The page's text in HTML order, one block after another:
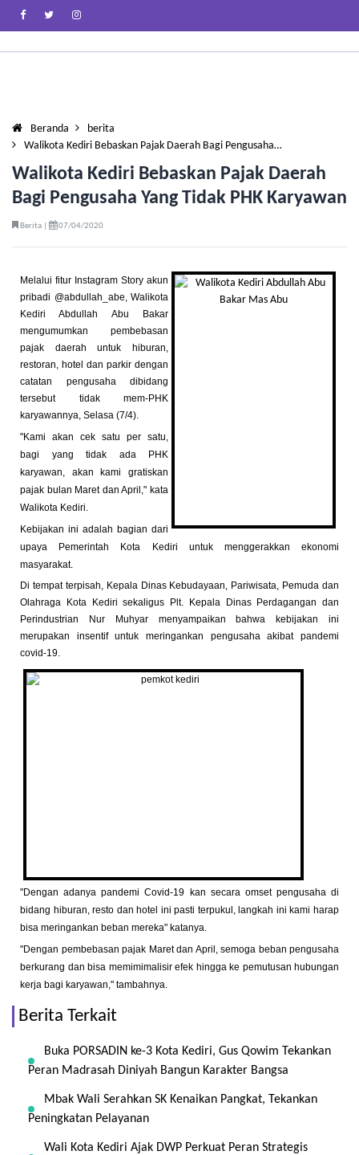
Beranda
berita
Walikota Kediri Bebaskan Pajak Daerah Bagi Pengusaha…
Walikota Kediri Bebaskan Pajak Daerah
Bagi Pengusaha Yang Tidak PHK Karyawan
Berita | 07/04/2020
Melalui fitur Instagram Story akun
pribadi @abdullah_abe, Walikota
Kediri Abdullah Abu Bakar
mengumumkan pembebasan
pajak daerah untuk hiburan,
restoran, hotel dan parkir dengan
catatan pengusaha dibidang
tersebut tidak mem-PHK
karyawannya, Selasa (7/4).
"Kami akan cek satu per satu,
bagi yang tidak ada PHK
karyawan, akan kami gratiskan
pajak bulan Maret dan April," kata
Walikota Kediri.
Kebijakan ini adalah bagian dari
upaya Pemerintah Kota Kediri untuk menggerakkan ekonomi
masyarakat.
Di tempat terpisah, Kepala Dinas Kebudayaan, Pariwisata, Pemuda dan
Olahraga Kota Kediri sekaligus Plt. Kepala Dinas Perdagangan dan
Perindustrian Nur Muhyar menyampaikan bahwa kebijakan ini
merupakan insentif untuk meringankan pengusaha akibat pandemi
covid-19.
"Dengan adanya pandemi Covid-19 kan secara omset pengusaha di
bidang hiburan, resto dan hotel ini pasti terpukul, langkah ini kami harap
bisa meringankan beban mereka" katanya.
"Dengan pembebasan pajak Maret dan April, semoga beban pengusaha
berkurang dan bisa memimimalisir efek hingga ke pemutusan hubungan
kerja bagi karyawan," tambahnya.
Berita Terkait
Buka PORSADIN ke-3 Kota Kediri, Gus Qowim Tekankan
Peran Madrasah Diniyah Bangun Karakter Bangsa
Mbak Wali Serahkan SK Kenaikan Pangkat, Tekankan
Peningkatan Pelayanan
Wali Kota Kediri Ajak DWP Perkuat Peran Strategis